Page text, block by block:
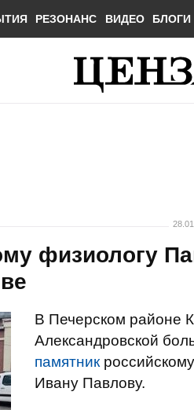
РЕЗОНАНС ВИДЕО БЛОГИ
физиологу
В Печерском районе
Александровской
памятник
Ивану Павлову.